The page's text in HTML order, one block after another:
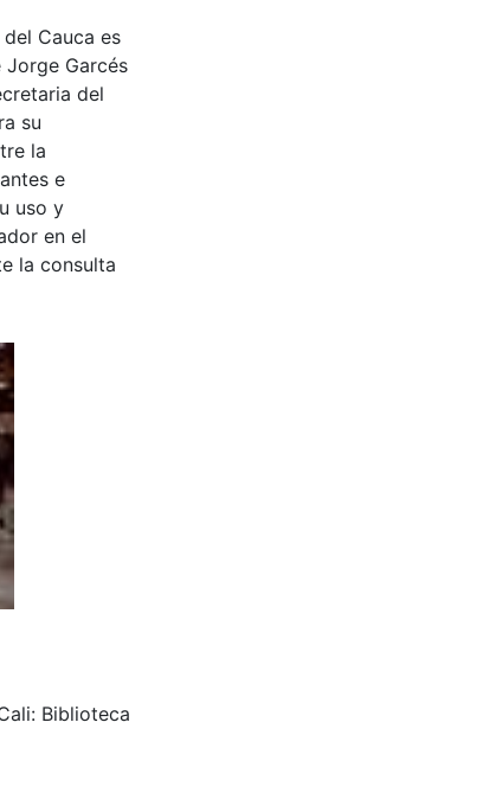
Cauca es
Garcés
del
su
la
e
uso y
en el
la consulta
Biblioteca